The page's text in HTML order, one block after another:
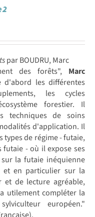
2
par BOUDRU, Marc
des forêts", Marc
d'abord les différentes
les cycles
forestier. Il
techniques de soins
d'application. Il
types de régime - futaie,
- où il expose ses
la futaie inéquienne
et en particulier sur la
et de lecture agréable,
utilement compléter la
européen."